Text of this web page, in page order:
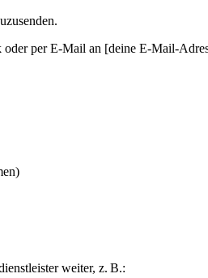
per E-Mail an [deine E-Mail-
weiter, z. B.: